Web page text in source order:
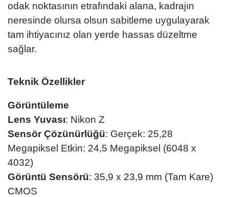
odak noktasının etrafındaki alana, kadrajın
neresinde olursa olsun sabitleme uygulayarak
tam ihtiyacınız olan yerde hassas düzeltme
sağlar.
Teknik Özellikler
Görüntüleme
Lens Yuvası: Nikon Z
Sensör Çözünürlüğü: Gerçek: 25,28
Megapiksel Etkin: 24,5 Megapiksel (6048 x
4032)
Görüntü Sensörü: 35,9 x 23,9 mm (Tam Kare)
CMOS